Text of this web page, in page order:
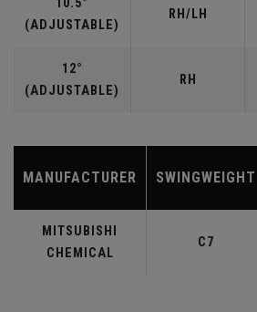
10.5°
(ADJUSTABLE)
RH/LH
12°
(ADJUSTABLE)
RH
MANUFACTURER SWINGWEIGHT
MITSUBISHI
CHEMICAL
C7